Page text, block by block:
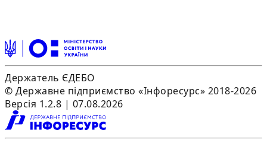
Держатель ЄДЕБО
© Державне підприємство «Інфоресурс» 2018-2026
Версія 1.2.8 | 07.08.2026